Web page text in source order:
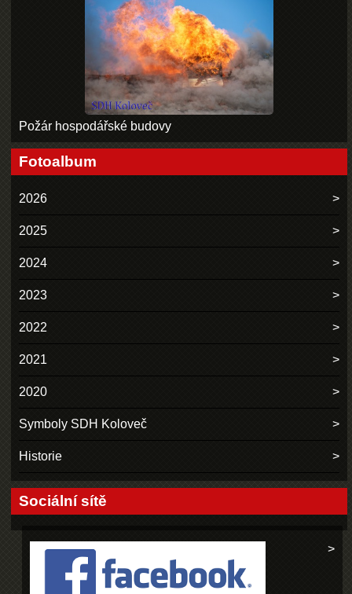
Požár hospodářské budovy
Fotoalbum
2026
2025
2024
2023
2022
2021
2020
Symboly SDH Koloveč
Historie
Sociální sítě